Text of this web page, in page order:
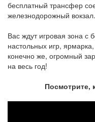
бесплатный трансфер
железнодорожный вокзал.
Вас ждут игровая зона
настольных игр,
конечно же, огромный
на весь год!
Посмотрите,